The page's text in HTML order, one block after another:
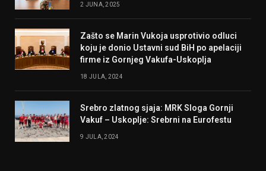
2 JUNA, 2025
Zašto se Marin Vukoja usprotivio odluci
koju je donio Ustavni sud BiH po apelaciji
firme iz Gornjeg Vakufa-Uskoplja
18 JULA, 2024
Srebro zlatnog sjaja: MRK Sloga Gornji
Vakuf – Uskoplje: Srebrni na Eurofestu
9 JULA, 2024